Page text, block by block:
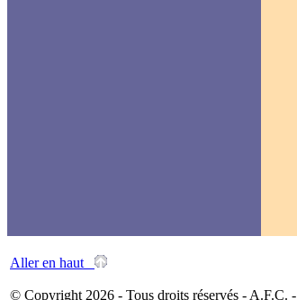
Aller en haut
© Copyright 2026 - Tous droits réservés - A.F.C. -